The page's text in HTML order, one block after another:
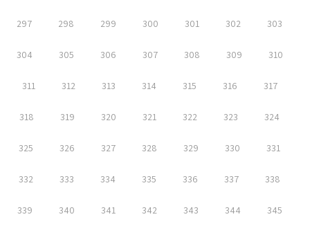
297 298 299 300 301 302 303
304 305 306 307 308 309 310
311 312 313 314 315 316 317
318 319 320 321 322 323 324
325 326 327 328 329 330 331
332 333 334 335 336 337 338
339 340 341 342 343 344 345